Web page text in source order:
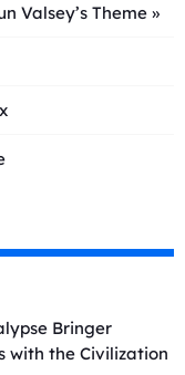
Valsey’s Theme »
Bringer
with the Civilization